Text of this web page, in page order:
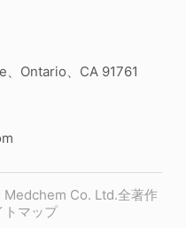
、Ontario、CA 91761
Co. Ltd.全著作
トマップ